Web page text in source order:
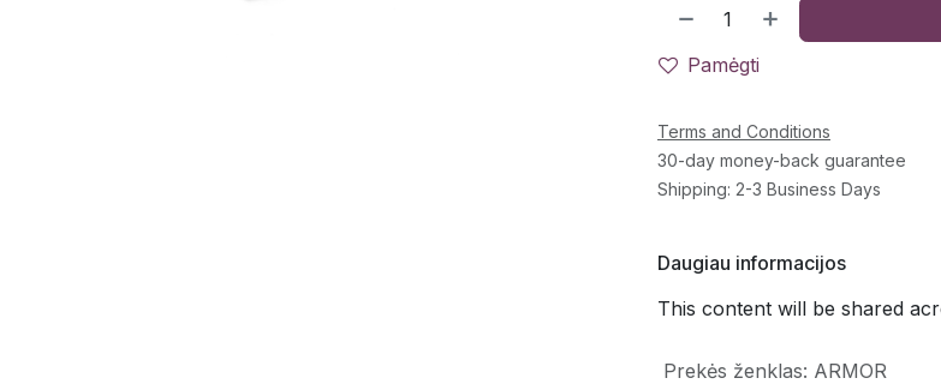
Pamėgti
Terms and Conditions
30-day money-back guarantee
Shipping: 2-3 Business Days
Daugiau informacijos
This content will be shared
Prekės ženklas: ARMOR